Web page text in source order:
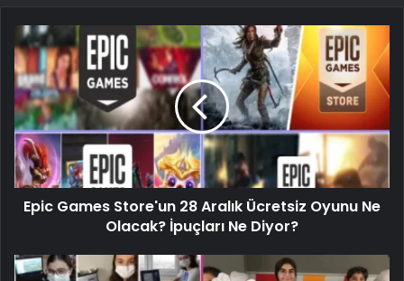
Epic Games Store'un 28 Aralık Ücretsiz Oyunu Ne
Olacak? İpuçları Ne Diyor?